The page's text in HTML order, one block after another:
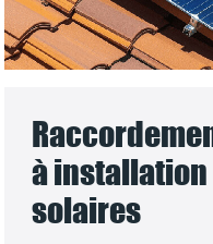
à installation
solaires